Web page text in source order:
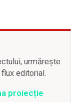
urmărește
editorial.
proiecție